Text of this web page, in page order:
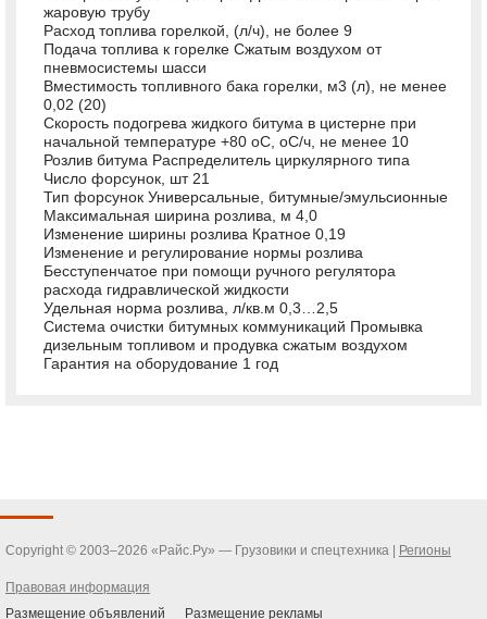
жаровую трубу
Расход топлива горелкой, (л/ч), не более 9
Подача топлива к горелке Сжатым воздухом от
пневмосистемы шасси
Вместимость топливного бака горелки, м3 (л), не менее
0,02 (20)
Скорость подогрева жидкого битума в цистерне при
начальной температуре +80 оС, оС/ч, не менее 10
Розлив битума Распределитель циркулярного типа
Число форсунок, шт 21
Тип форсунок Универсальные, битумные/эмульсионные
Максимальная ширина розлива, м 4,0
Изменение ширины розлива Кратное 0,19
Изменение и регулирование нормы розлива
Бесступенчатое при помощи ручного регулятора
расхода гидравлической жидкости
Удельная норма розлива, л/кв.м 0,3…2,5
Система очистки битумных коммуникаций Промывка
дизельным топливом и продувка сжатым воздухом
Гарантия на оборудование 1 год
Copyright © 2003–2026 «Райс.Ру» — Грузовики и спецтехника | Регионы
Правовая информация
Размещение объявлений
Размещение рекламы